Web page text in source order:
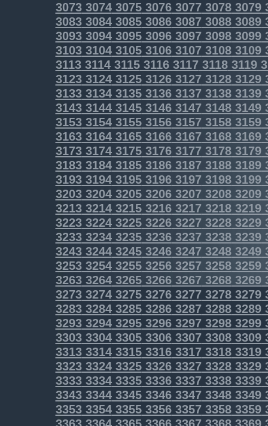
3073307430753076307730783079
3083308430853086308730883089
3093309430953096309730983099
3103310431053106310731083109
3113311431153116311731183119
3123312431253126312731283129
3133313431353136313731383139
3143314431453146314731483149
31533154315531563157 31583159
31633164316531663167 31683169
3173317431753176317731783179
31833184318531863187 31883189
31933194319531963197 31983199
32033204320532063207 32083209
32133214321532163217 32183219
32233224322532263227 32283229
32333234323532363237 32383239
32433244324532463247 32483249
32533254325532563257 32583259
32633264326532663267 32683269
3273327432753276327732783279
3283328432853286328732883289
3293329432953296329732983299
3303330433053306330733083309
3313331433153316331733183319
3323332433253326332733283329
3333333433353336333733383339
3343334433453346334733483349
3353335433553356335733583359